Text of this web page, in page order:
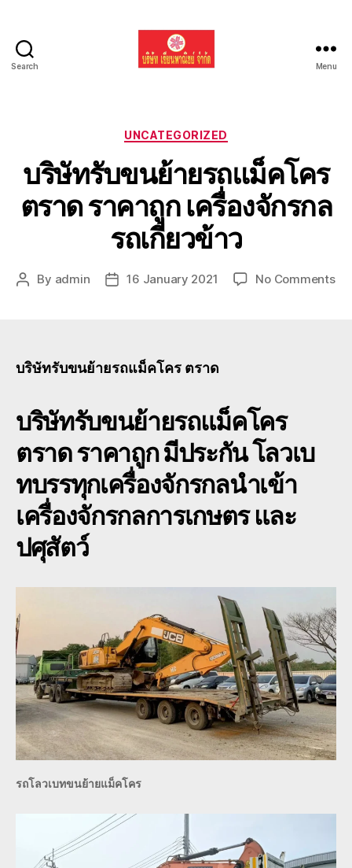
Search
รถ
โฮ
ทั่ว
ประเทศ.com
Menu
Categories
UNCATEGORIZED
บริษัทรับขนย้ายรถแม็คโคร
ตราด ราคาถูก เครื่องจักรกล
รถเกี่ยวข้าว
Post
By admin
Post16 January 2021 No Commentson
บริษัทรับขนย้ายรถแม็คโคร ตราด
บริษัทรับขนย้ายรถแม็คโคร
ตราด ราคาถูก มีประกัน โลวเบ
ทบรรทุกเครื่องจักรกลนำเข้า
เครื่องจักรกลการเกษตร และ
ปศุสัตว์
รถโลวเบทขนย้ายแม็คโคร